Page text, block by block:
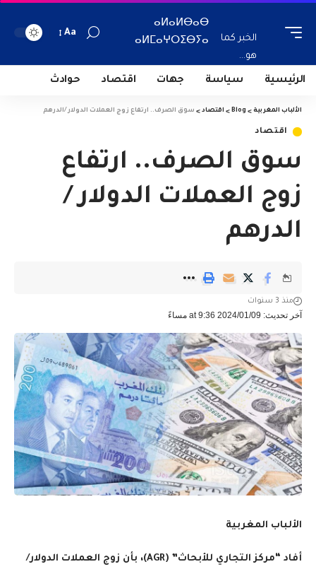
الخبر كما
هو...
ⴰⵍⴰⵍⴱⴰⴱ
ⴰⵍⵎⴰⵖⵔⵉⴱⵢⴰ
Aa
الرئيسية سياسة جهات اقتصاد حوادث
الألباب المغربية >
Blog
> اقتصاد > سوق الصرف.. ارتفاع زوج العملات الدولار /الدرهم
اقتصاد
سوق الصرف.. ارتفاع
زوج العملات الدولار /
الدرهم
آخر تحديث: 2024/01/09 at 9:36 مساءً
منذ 3 سنوات
الألباب المغربية
أفاد “مركز التجاري للأبحاث” (AGR)، بأن زوج العملات الدولار/